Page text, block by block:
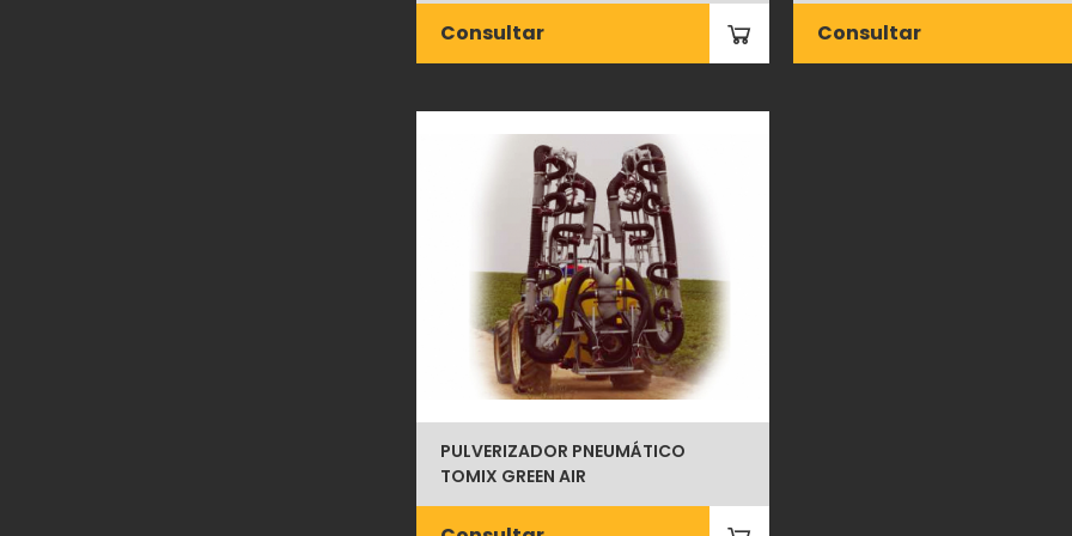
Consultar Consultar
PULVERIZADOR PNEUMÁTICO
TOMIX GREEN AIR